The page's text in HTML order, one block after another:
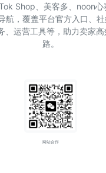
Shop、美客多、noon心
航，覆盖平台官方入口、
、运营工具等，助力卖家
路。
网站合作